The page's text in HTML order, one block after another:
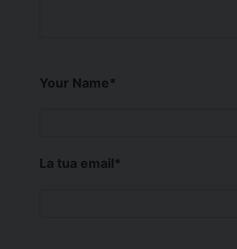
Your Name*
La tua email*